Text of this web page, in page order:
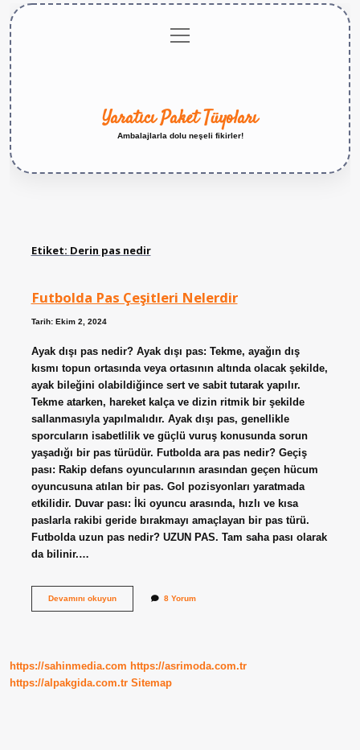
menüyü
aç
Yaratıcı Paket Tüyoları
Ambalajlarla dolu neşeli fikirler!
Etiket: Derin pas nedir
Futbolda Pas Çeşitleri Nelerdir
Tarih: Ekim 2, 2024
Ayak dışı pas nedir? Ayak dışı pas: Tekme, ayağın dış
kısmı topun ortasında veya ortasının altında olacak şekilde,
ayak bileğini olabildiğince sert ve sabit tutarak yapılır.
Tekme atarken, hareket kalça ve dizin ritmik bir şekilde
sallanmasıyla yapılmalıdır. Ayak dışı pas, genellikle
sporcuların isabetlilik ve güçlü vuruş konusunda sorun
yaşadığı bir pas türüdür. Futbolda ara pas nedir? Geçiş
pası: Rakip defans oyuncularının arasından geçen hücum
oyuncusuna atılan bir pas. Gol pozisyonları yaratmada
etkilidir. Duvar pası: İki oyuncu arasında, hızlı ve kısa
paslarla rakibi geride bırakmayı amaçlayan bir pas türü.
Futbolda uzun pas nedir? UZUN PAS. Tam saha pası olarak
da bilinir.…
Devamını okuyunFutbolda
8 Yorum
https://sahinmedia.com https://asrimoda.com.tr
https://alpakgida.com.tr Sitemap